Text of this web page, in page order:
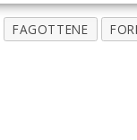
FAGOTTENE